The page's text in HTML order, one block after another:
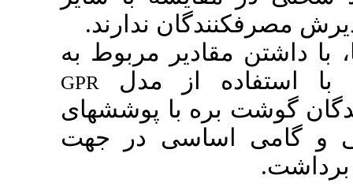
ندارند.
مربوط به
از مدلGPR
با پوشش­های
در جهت